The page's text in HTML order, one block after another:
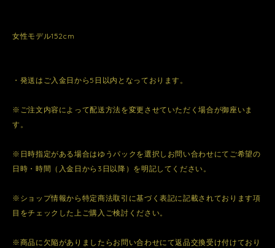
女性モデル152cm
・発送はご入金日から5日以内となっております。
※ご注文内容によって配送方法を変更させていただく場合が御座いま
す。
※日時指定がある場合はゆうパックを選択しお問い合わせにてご希望の
日時・時間（入金日から3日以降）を明記してください。
※ショップ情報から特定商法取引に基づく表記に記載されております項
目をチェックした上ご購入ご検討ください。
※商品に欠陥がありましたらお問い合わせにて返品交換受け付けており